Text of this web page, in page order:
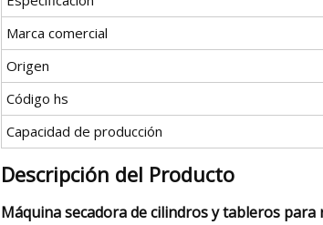
Marca comercial
Origen
Código hs
Capacidad de producción
Descripción del Producto
Máquina secadora de cilindros y tableros para